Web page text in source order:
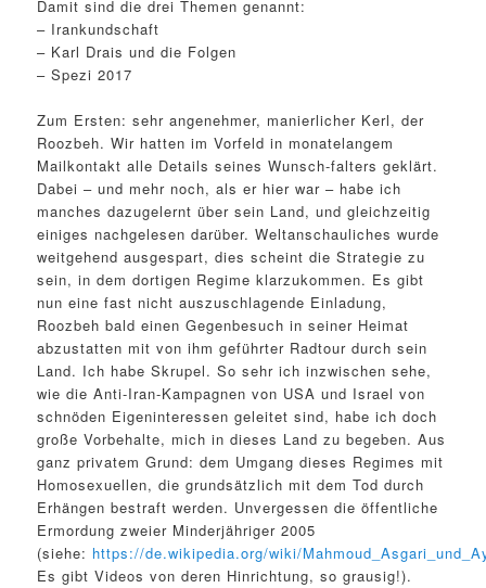
Damit sind die drei Themen genannt:
– Irankundschaft
– Karl Drais und die Folgen
– Spezi 2017
Zum Ersten: sehr angenehmer, manierlicher Kerl, der
Roozbeh. Wir hatten im Vorfeld in monatelangem
Mailkontakt alle Details seines Wunsch-falters geklärt.
Dabei – und mehr noch, als er hier war – habe ich
manches dazugelernt über sein Land, und gleichzeitig
einiges nachgelesen darüber. Weltanschauliches wurde
weitgehend ausgespart, dies scheint die Strategie zu
sein, in dem dortigen Regime klarzukommen. Es gibt
nun eine fast nicht auszuschlagende Einladung,
Roozbeh bald einen Gegenbesuch in seiner Heimat
abzustatten mit von ihm geführter Radtour durch sein
Land. Ich habe Skrupel. So sehr ich inzwischen sehe,
wie die Anti-Iran-Kampagnen von USA und Israel von
schnöden Eigeninteressen geleitet sind, habe ich doch
große Vorbehalte, mich in dieses Land zu begeben. Aus
ganz privatem Grund: dem Umgang dieses Regimes mit
Homosexuellen, die grundsätzlich mit dem Tod durch
Erhängen bestraft werden. Unvergessen die öffentliche
Ermordung zweier Minderjähriger 2005
(siehe: https://de.wikipedia.org/wiki/
Es gibt Videos von deren Hinrichtung, so grausig!).